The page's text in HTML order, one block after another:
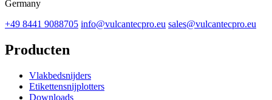
Germany
+49 8441 9088705 info@vulcantecpro.eu sales@vulcantecpro.eu
Producten
Vlakbedsnijders
Etikettensnijplotters
Downloads